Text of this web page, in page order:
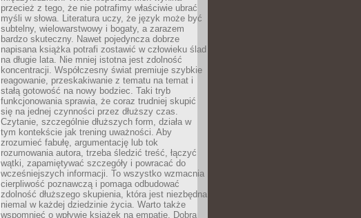
przecież z tego, że nie potrafimy właściwie ubrać
myśli w słowa. Literatura uczy, że język może być
subtelny, wielowarstwowy i bogaty, a zarazem
bardzo skuteczny. Nawet pojedyncza dobrze
napisana książka potrafi zostawić w człowieku ślad
na długie lata. Nie mniej istotna jest zdolność
koncentracji. Współczesny świat premiuje szybkie
reagowanie, przeskakiwanie z tematu na temat i
stałą gotowość na nowy bodziec. Taki tryb
funkcjonowania sprawia, że coraz trudniej skupić
się na jednej czynności przez dłuższy czas.
Czytanie, szczególnie dłuższych form, działa w
tym kontekście jak trening uważności. Aby
zrozumieć fabułę, argumentację lub tok
rozumowania autora, trzeba śledzić treść, łączyć
wątki, zapamiętywać szczegóły i powracać do
wcześniejszych informacji. To wszystko wzmacnia
cierpliwość poznawczą i pomaga odbudować
zdolność dłuższego skupienia, która jest niezbędna
niemal w każdej dziedzinie życia. Warto także
wspomnieć o wpływie książek na empatię. Dobra